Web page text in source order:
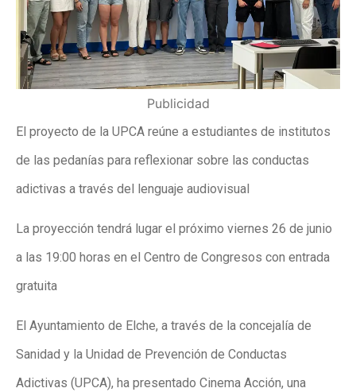
Publicidad
El proyecto de la UPCA reúne a estudiantes de institutos
de las pedanías para reflexionar sobre las conductas
adictivas a través del lenguaje audiovisual
La proyección tendrá lugar el próximo viernes 26 de junio
a las 19:00 horas en el Centro de Congresos con entrada
gratuita
El Ayuntamiento de Elche, a través de la concejalía de
Sanidad y la Unidad de Prevención de Conductas
Adictivas (UPCA), ha presentado Cinema Acción, una